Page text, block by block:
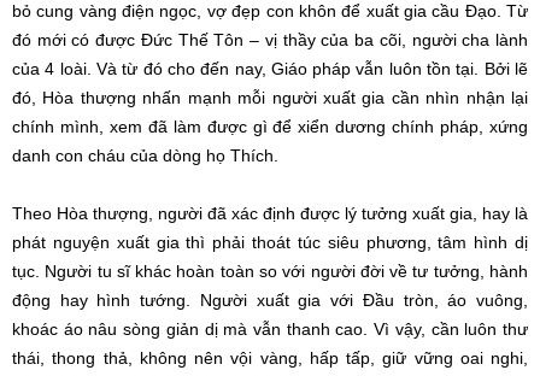
bỏ cung vàng điện ngọc, vợ đẹp con khôn để xuất gia cầu Đạo. Từ
đó mới có được Đức Thế Tôn – vị thầy của ba cõi, người cha lành
của 4 loài. Và từ đó cho đến nay, Giáo pháp vẫn luôn tồn tại. Bởi lẽ
đó, Hòa thượng nhấn mạnh mỗi người xuất gia cần nhìn nhận lại
chính mình, xem đã làm được gì để xiển dương chính pháp, xứng
danh con cháu của dòng họ Thích.
Theo Hòa thượng, người đã xác định được lý tưởng xuất gia, hay là
phát nguyện xuất gia thì phải thoát túc siêu phương, tâm hình dị
tục. Người tu sĩ khác hoàn toàn so với người đời về tư tưởng, hành
động hay hình tướng. Người xuất gia với Đầu tròn, áo vuông,
khoác áo nâu sòng giản dị mà vẫn thanh cao. Vì vậy, cần luôn thư
thái, thong thả, không nên vội vàng, hấp tấp, giữ vững oai nghi,